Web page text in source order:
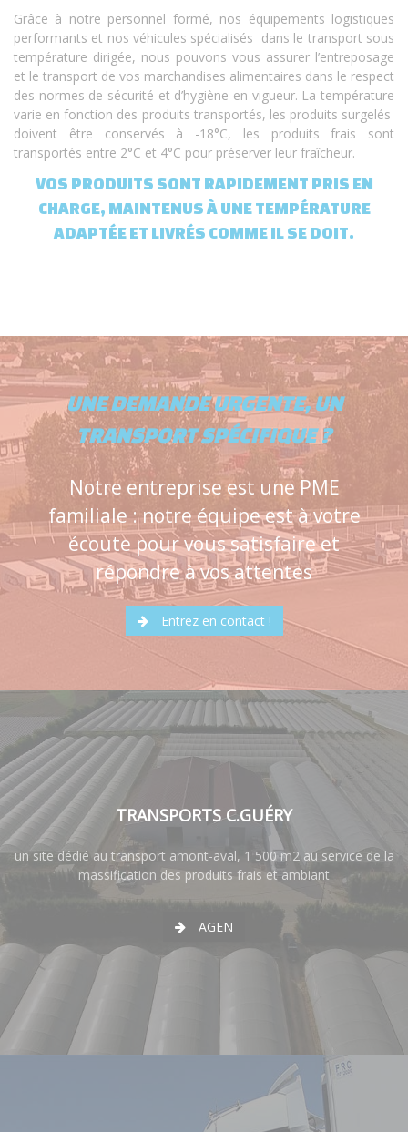
Grâce à notre personnel formé, nos équipements logistiques
performants et nos véhicules spécialisés dans le transport sous
température dirigée, nous pouvons vous assurer l’entreposage
et le transport de vos marchandises alimentaires dans le respect
des normes de sécurité et d’hygiène en vigueur. La température
varie en fonction des produits transportés, les produits surgelés
doivent être conservés à -18°C, les produits frais sont
transportés entre 2°C et 4°C pour préserver leur fraîcheur.
VOS PRODUITS SONT RAPIDEMENT PRIS EN
CHARGE, MAINTENUS À UNE TEMPÉRATURE
ADAPTÉE ET LIVRÉS COMME IL SE DOIT.
UNE DEMANDE URGENTE, UN
TRANSPORT SPÉCIFIQUE ?
Notre entreprise est une PME
familiale : notre équipe est à votre
écoute pour vous satisfaire et
répondre à vos attentes
Entrez en contact !
TRANSPORTS C.GUÉRY
un site dédié au transport amont-aval, 1 500 m2 au service de la
massification des produits frais et ambiant
AGEN